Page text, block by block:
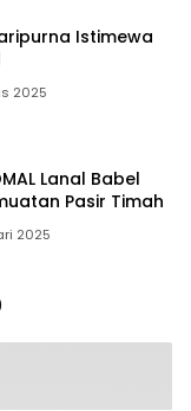
Istimewa
2025
Lanal Babel
Pasir Timah
2025